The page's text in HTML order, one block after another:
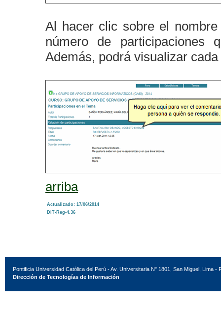
Al hacer clic sobre el
número de participaciones
Además, podrá visualizar
arriba
Actualizado: 17/06/2014
DIT-Reg-4.36
Pontificia Universidad Católica del Perú - Av. Universitaria N° 1801, San Miguel, Lima -
Dirección de Tecnologías de Información